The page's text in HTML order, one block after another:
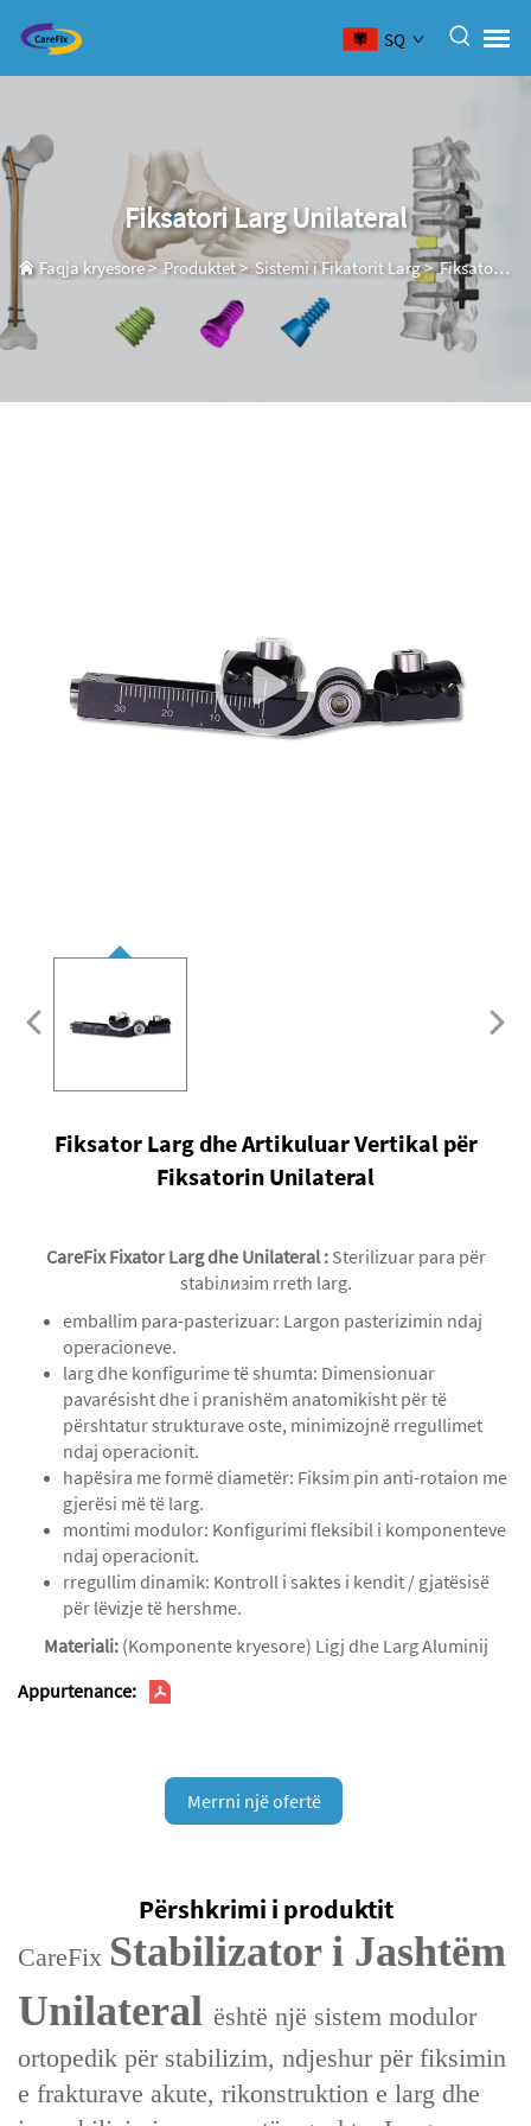
SQ
Fiksatori Larg Unilateral
Faqja kryesore>Produktet> Sistemi i Fikatorit Larg>Fiksatori Larg Unilateral
Fiksator Larg dhe Artikuluar Vertikal për
Fiksatorin Unilateral
CareFix Fixator Larg dhe Unilateral : Sterilizuar para për
stabiлизim rreth larg.
emballim para-pasterizuar: Largon pasterizimin ndaj
operacioneve.
larg dhe konfigurime të shumta: Dimensionuar
pavarésisht dhe i pranishëm anatomikisht për të
përshtatur strukturave oste, minimizojnë rregullimet
ndaj operacionit.
hapësira me formë diametër: Fiksim pin anti-rotaion me
gjerësi më të larg.
montimi modulor: Konfigurimi fleksibil i komponenteve
ndaj operacionit.
rregullim dinamik: Kontroll i saktes i kendit / gjatësisë
për lëvizje të hershme.
Materiali: (Komponente kryesore) Ligj dhe Larg Aluminij
Appurtenance:
Merrni një ofertë
Përshkrimi i produktit
CareFix Stabilizator i Jashtëm
Unilateral është një sistem modulor
ortopedik për stabilizim, ndjeshur për fiksimin
e frakturave akute, rikonstruktion e larg dhe